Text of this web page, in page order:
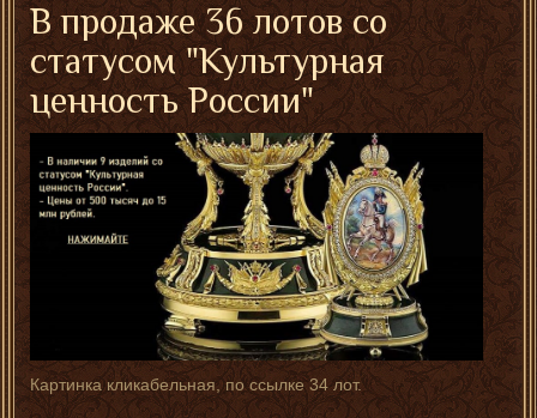
В продаже 36 лотов со
статусом "Культурная
ценность России"
Картинка кликабельная, по ссылке 34 лот.